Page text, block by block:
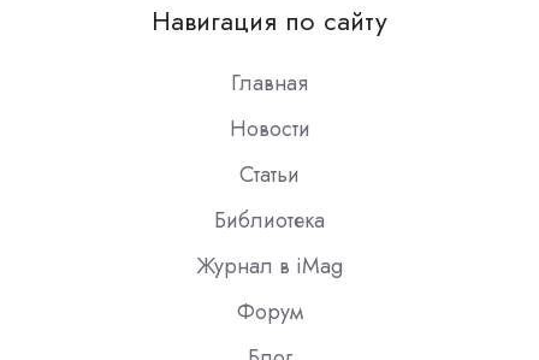
Slack
Навигация по сайту
Главная
Новости
Статьи
Библиотека
Журнал в iMag
Форум